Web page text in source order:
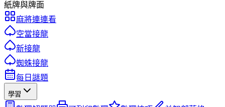
紙牌與牌面
麻將連連看
空當接龍
新接龍
蜘蛛接龍
每日謎題
學習